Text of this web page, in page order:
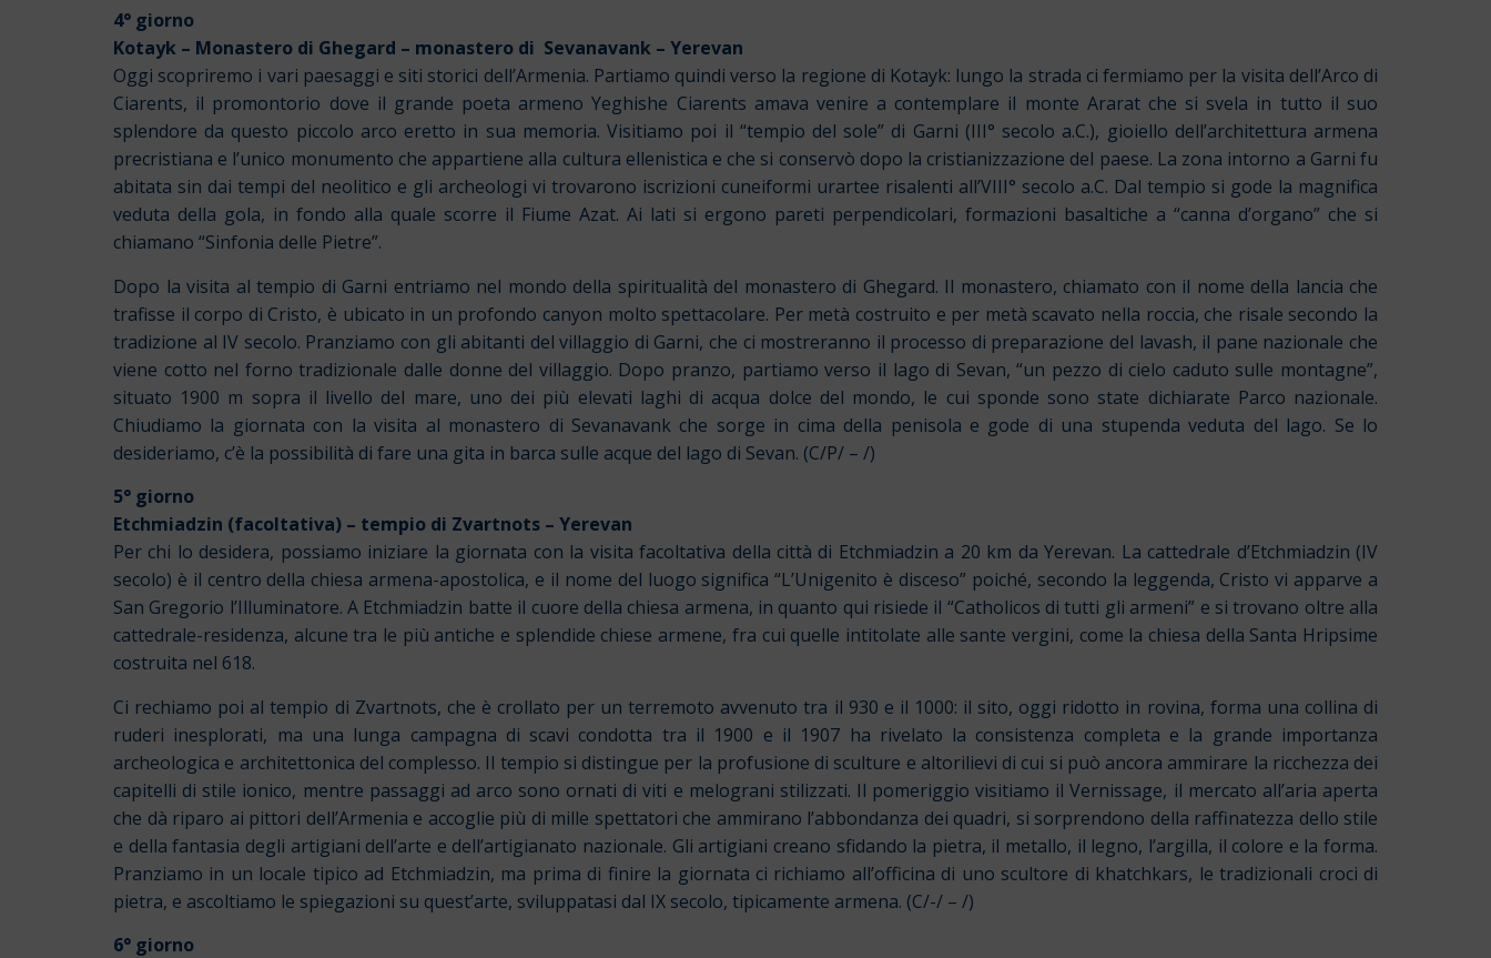
4° giorno
Kotayk – Monastero di Ghegard – monastero di Sevanavank – Yerevan
Oggi scopriremo i vari paesaggi e siti storici dell’Armenia. Partiamo quindi verso la regione di Kotayk: lungo la strada ci fermiamo per la visita dell’Arco di
Ciarents, il promontorio dove il grande poeta armeno Yeghishe Ciarents amava venire a contemplare il monte Ararat che si svela in tutto il suo
splendore da questo piccolo arco eretto in sua memoria. Visitiamo poi il “tempio del sole” di Garni (III° secolo a.C.), gioiello dell’architettura armena
precristiana e l’unico monumento che appartiene alla cultura ellenistica e che si conservò dopo la cristianizzazione del paese. La zona intorno a Garni fu
abitata sin dai tempi del neolitico e gli archeologi vi trovarono iscrizioni cuneiformi urartee risalenti all’VIII° secolo a.C. Dal tempio si gode la magnifica
veduta della gola, in fondo alla quale scorre il Fiume Azat. Ai lati si ergono pareti perpendicolari, formazioni basaltiche a “canna d’organo” che si
chiamano “Sinfonia delle Pietre”.
Dopo la visita al tempio di Garni entriamo nel mondo della spiritualità del monastero di Ghegard. Il monastero, chiamato con il nome della lancia che
trafisse il corpo di Cristo, è ubicato in un profondo canyon molto spettacolare. Per metà costruito e per metà scavato nella roccia, che risale secondo la
tradizione al IV secolo. Pranziamo con gli abitanti del villaggio di Garni, che ci mostreranno il processo di preparazione del lavash, il pane nazionale che
viene cotto nel forno tradizionale dalle donne del villaggio. Dopo pranzo, partiamo verso il lago di Sevan, “un pezzo di cielo caduto sulle montagne”,
situato 1900 m sopra il livello del mare, uno dei più elevati laghi di acqua dolce del mondo, le cui sponde sono state dichiarate Parco nazionale.
Chiudiamo la giornata con la visita al monastero di Sevanavank che sorge in cima della penisola e gode di una stupenda veduta del lago. Se lo
desideriamo, c’è la possibilità di fare una gita in barca sulle acque del lago di Sevan. (C/P/ – /)
5° giorno
Etchmiadzin (facoltativa) – tempio di Zvartnots – Yerevan
Per chi lo desidera, possiamo iniziare la giornata con la visita facoltativa della città di Etchmiadzin a 20 km da Yerevan. La cattedrale d’Etchmiadzin (IV
secolo) è il centro della chiesa armena-apostolica, e il nome del luogo significa “L’Unigenito è disceso” poiché, secondo la leggenda, Cristo vi apparve a
San Gregorio l’Illuminatore. A Etchmiadzin batte il cuore della chiesa armena, in quanto qui risiede il “Catholicos di tutti gli armeni” e si trovano oltre alla
cattedrale-residenza, alcune tra le più antiche e splendide chiese armene, fra cui quelle intitolate alle sante vergini, come la chiesa della Santa Hripsime
costruita nel 618.
Ci rechiamo poi al tempio di Zvartnots, che è crollato per un terremoto avvenuto tra il 930 e il 1000: il sito, oggi ridotto in rovina, forma una collina di
ruderi inesplorati, ma una lunga campagna di scavi condotta tra il 1900 e il 1907 ha rivelato la consistenza completa e la grande importanza
archeologica e architettonica del complesso. Il tempio si distingue per la profusione di sculture e altorilievi di cui si può ancora ammirare la ricchezza dei
capitelli di stile ionico, mentre passaggi ad arco sono ornati di viti e melograni stilizzati. Il pomeriggio visitiamo il Vernissage, il mercato all’aria aperta
che dà riparo ai pittori dell’Armenia e accoglie più di mille spettatori che ammirano l’abbondanza dei quadri, si sorprendono della raffinatezza dello stile
e della fantasia degli artigiani dell’arte e dell’artigianato nazionale. Gli artigiani creano sfidando la pietra, il metallo, il legno, l’argilla, il colore e la forma.
Pranziamo in un locale tipico ad Etchmiadzin, ma prima di finire la giornata ci richiamo all’officina di uno scultore di khatchkars, le tradizionali croci di
pietra, e ascoltiamo le spiegazioni su quest’arte, sviluppatasi dal IX secolo, tipicamente armena. (C/-/ – /)
6° giorno